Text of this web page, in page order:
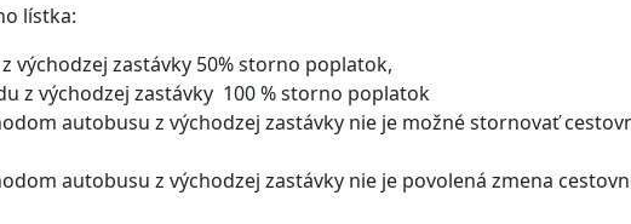
lístka:
východzej zastávky 50% storno poplatok,
z východzej zastávky 100 % storno poplatok
autobusu z východzej zastávky nie je možné stornovať
autobusu z východzej zastávky nie je povolená zmena